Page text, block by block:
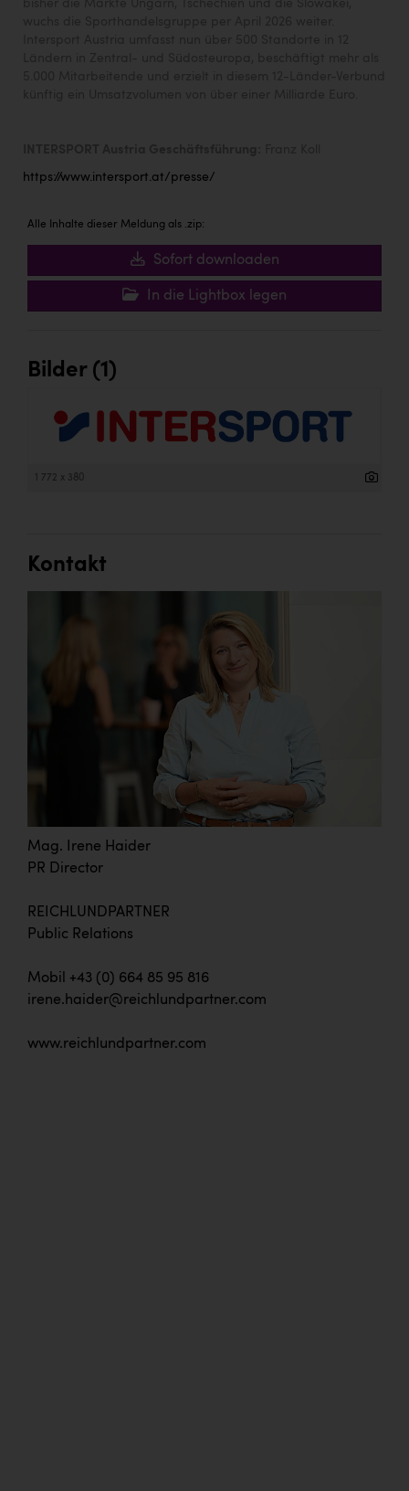
https://www.intersport.at/presse/
Alle Inhalte dieser Meldung als .zip:
Sofort downloaden
In die Lightbox legen
Bilder (1)
1 772 x 380
Kontakt
Mag. Irene Haider
PR Director
REICHLUNDPARTNER
Public Relations
Mobil +43 (0) 664 85 95 816
irene.haider@reichlundpartner.com
www.reichlundpartner.com